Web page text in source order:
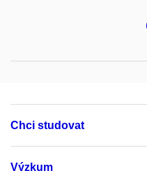
Chci studovat
Výzkum